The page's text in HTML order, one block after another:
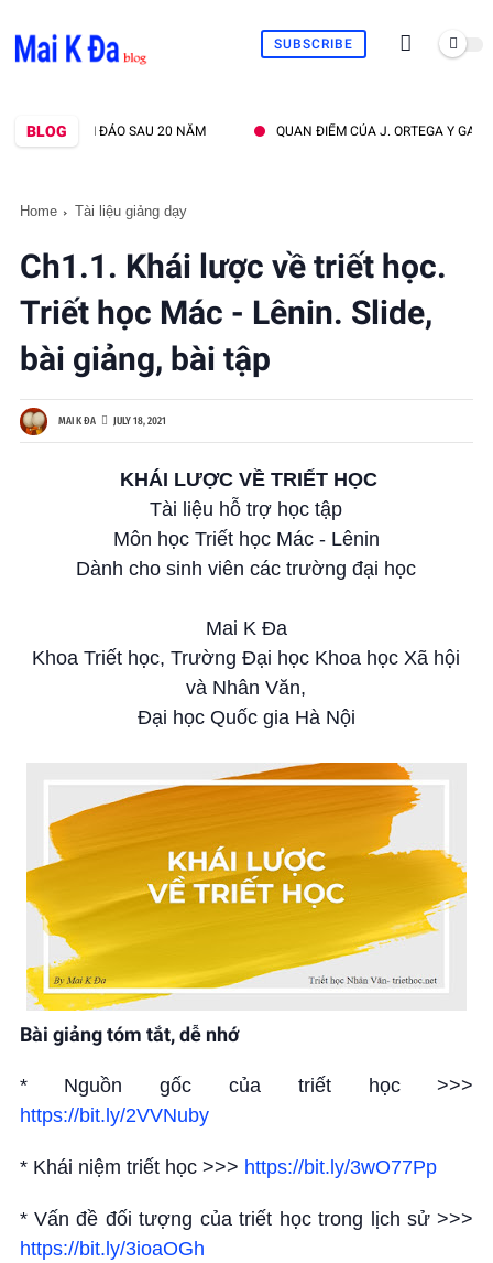
SUBSCRIBE
BLOG
LẠI TAM ĐẢO SAU 20 NĂM QUAN ĐIỂM CỦA J. ORTEGA Y
Home Tài liệu giảng dạy
Ch1.1. Khái lược về triết học.
Triết học Mác - Lênin. Slide,
bài giảng, bài tập
MAI K ĐA JULY 18, 2021
KHÁI LƯỢC VỀ TRIẾT HỌC
Tài liệu hỗ trợ học tập
Môn học Triết học Mác - Lênin
Dành cho sinh viên các trường đại học
Mai K Đa
Khoa Triết học, Trường Đại học Khoa học Xã hội
và Nhân Văn,
Đại học Quốc gia Hà Nội
Bài giảng tóm tắt, dễ nhớ
* Nguồn gốc của triết học >>>
https://bit.ly/2VVNuby
* Khái niệm triết học >>> https://bit.ly/3wO77Pp
* Vấn đề đối tượng của triết học trong lịch sử >>>
https://bit.ly/3ioaOGh